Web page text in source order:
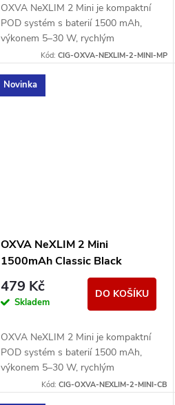
OXVA NeXLIM 2 Mini je kompaktní
POD systém s baterií 1500 mAh,
výkonem 5–30 W, rychlým
nabíjením USB-C 5V/2A a cartridgí
režimy...
Kód: CIG-OXVA-NEXLIM-2-MINI-MP
Novinka
OXVA NeXLIM 2 Mini
1500mAh Classic Black
479 Kč
Skladem
DO KOŠÍKU
OXVA NeXLIM 2 Mini je kompaktní
POD systém s baterií 1500 mAh,
výkonem 5–30 W, rychlým
nabíjením USB-C 5V/2A a cartridgí
Kód: CIG-OXVA-NEXLIM-2-MINI-CB